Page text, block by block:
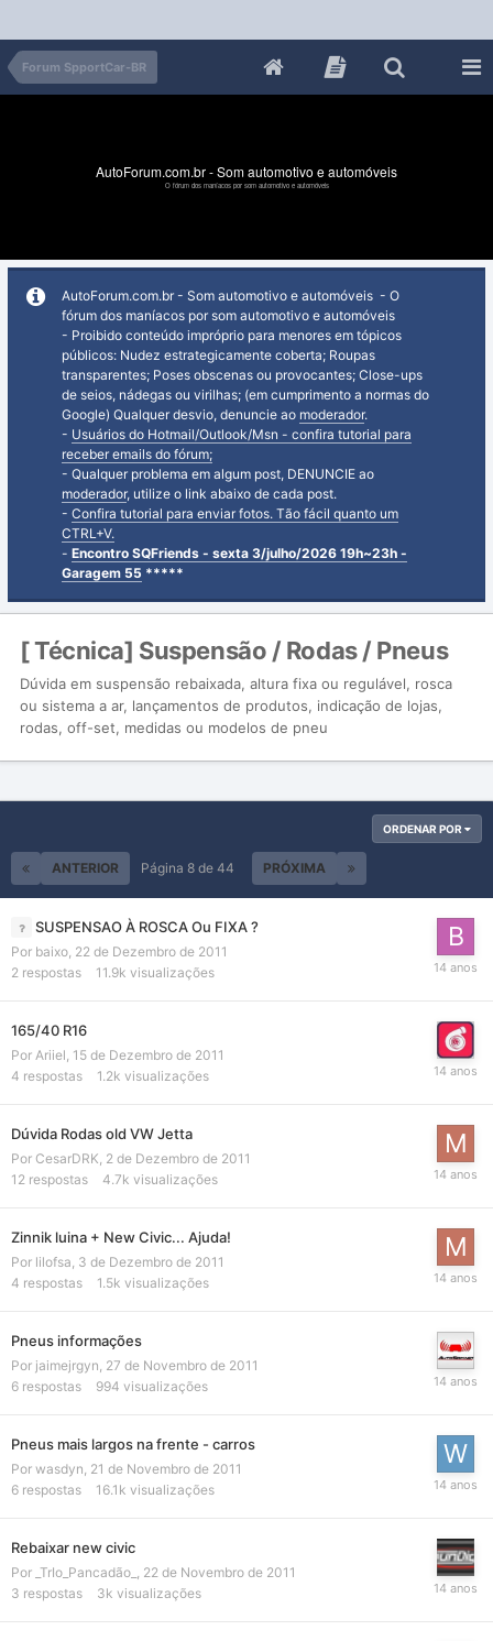
Forum SpportCar-BR
AutoForum.com.br - Som automotivo e automóveis
O fórum dos maníacos por som automotivo e automóveis
AutoForum.com.br - Som automotivo e automóveis - O
fórum dos maníacos por som automotivo e automóveis
- Proibido conteúdo impróprio para menores em tópicos
públicos: Nudez estrategicamente coberta; Roupas
transparentes; Poses obscenas ou provocantes; Close-ups
de seios, nádegas ou virilhas; (em cumprimento a normas do
Google) Qualquer desvio, denuncie ao moderador.
- Usuários do Hotmail/Outlook/Msn - confira tutorial para
receber emails do fórum;
- Qualquer problema em algum post, DENUNCIE ao
moderador, utilize o link abaixo de cada post.
- Confira tutorial para enviar fotos. Tão fácil quanto um
CTRL+V.
- Encontro SQFriends - sexta 3/julho/2026 19h~23h -
Garagem 55 *****
[ Técnica] Suspensão / Rodas / Pneus
Dúvida em suspensão rebaixada, altura fixa ou regulável, rosca
ou sistema a ar, lançamentos de produtos, indicação de lojas,
rodas, off-set, medidas ou modelos de pneu
ORDENAR POR
ANTERIOR PRÓXIMA
Página 8 de 44
SUSPENSAO À ROSCA Ou FIXA ?
Por baixo, 22 de Dezembro de 2011
2 respostas 11.9k visualizações
165/40 R16
Por Ariiel, 15 de Dezembro de 2011
4 respostas 1.2k visualizações
Dúvida Rodas old VW Jetta
Por CesarDRK, 2 de Dezembro de 2011
12 respostas 4.7k visualizações
Zinnik luina + New Civic... Ajuda!
Por lilofsa, 3 de Dezembro de 2011
4 respostas 1.5k visualizações
Pneus informações
Por jaimejrgyn, 27 de Novembro de 2011
6 respostas 994 visualizações
Pneus mais largos na frente - carros
Por wasdyn, 21 de Novembro de 2011
6 respostas 16.1k visualizações
Rebaixar new civic
Por _TrIo_Pancadão_ , 22 de Novembro de 2011
3 respostas 3k visualizações